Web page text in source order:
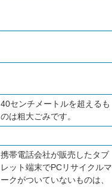
40センチメートルを超えるも
のは粗大ごみです。
携帯電話会社が販売したタブ
レット端末でPCリサイクルマ
ークがついていないものは、